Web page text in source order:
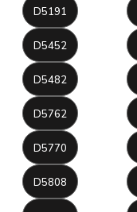
D5191
D5452
D5482
D5762
D5770
D5808